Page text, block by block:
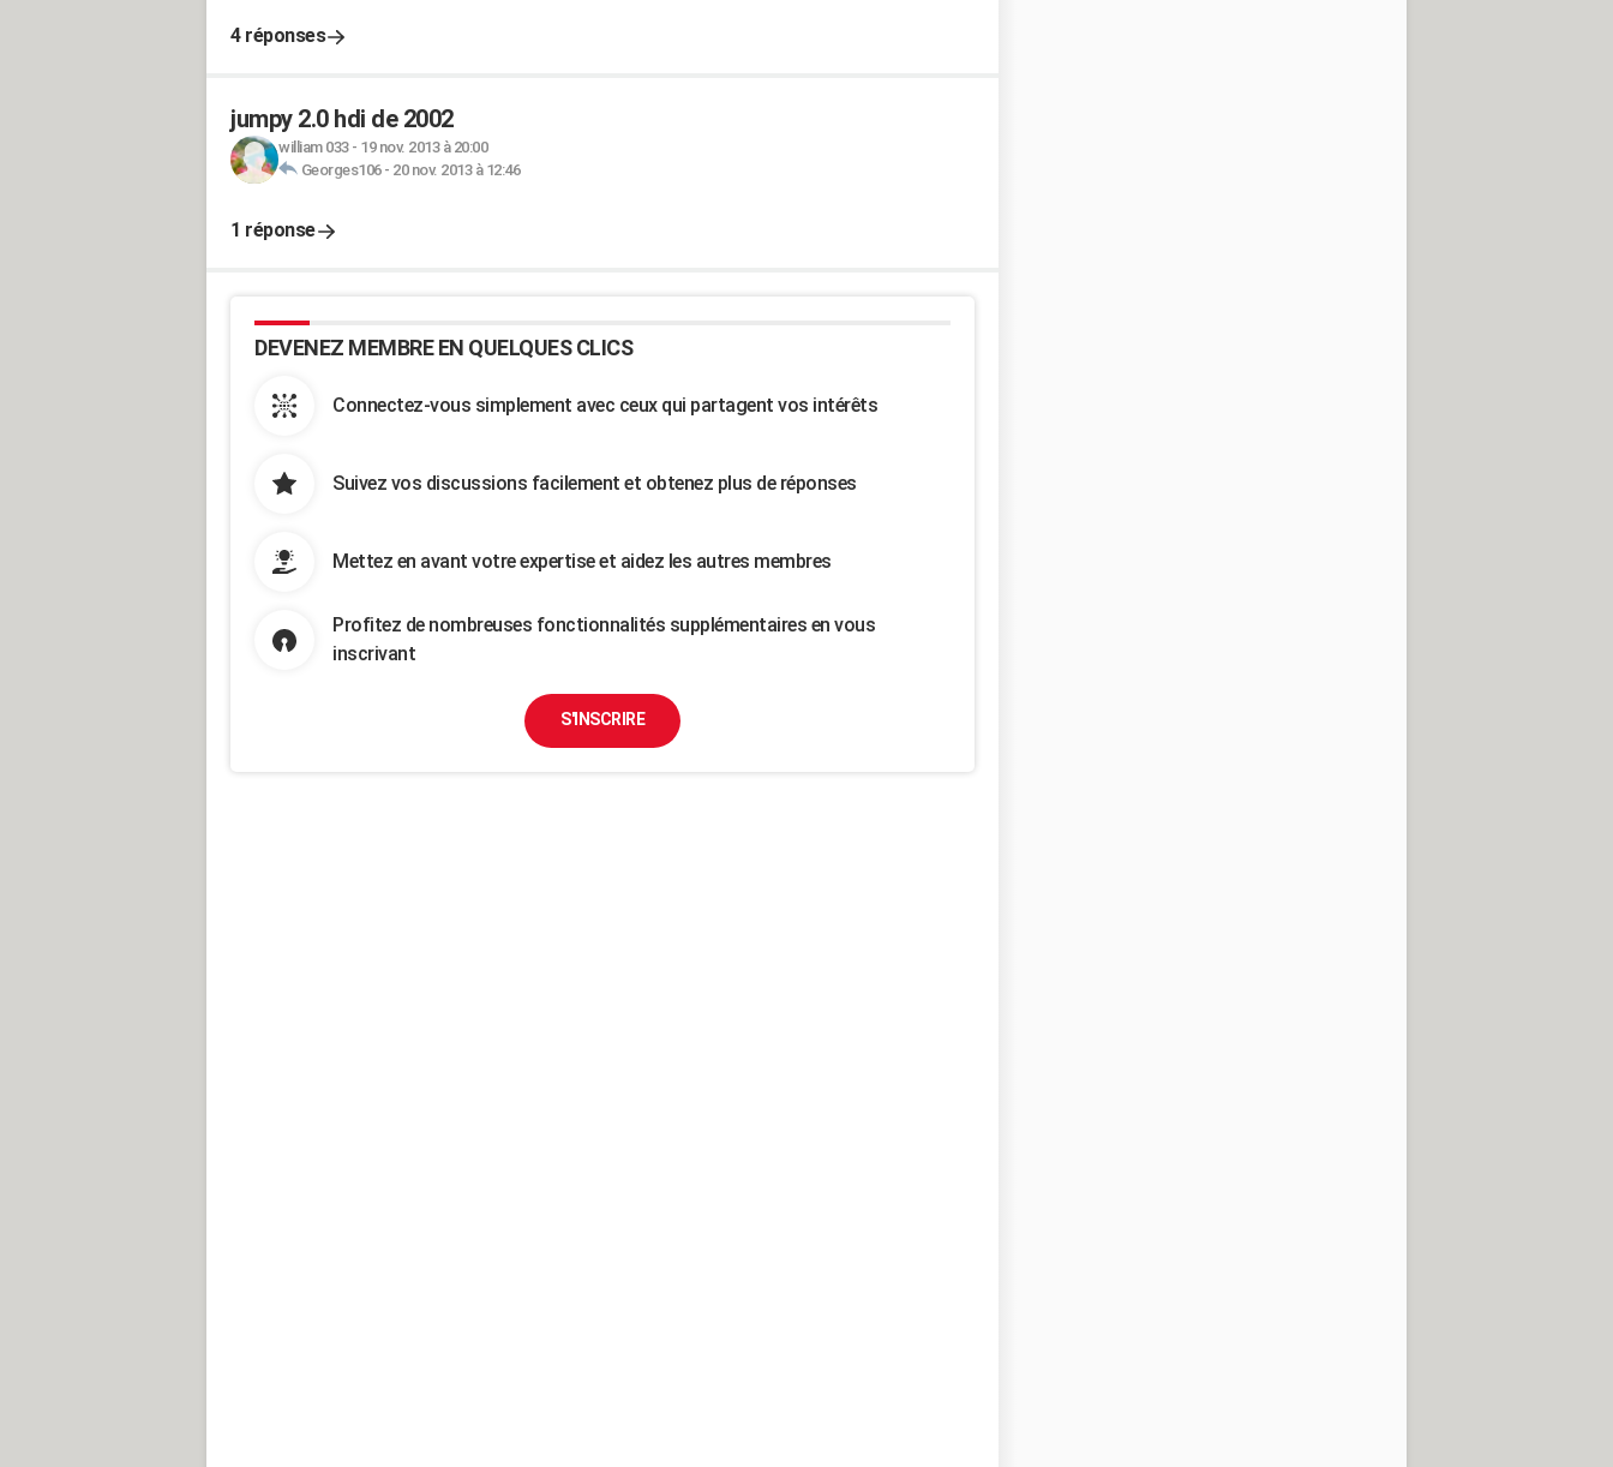
4 réponses
jumpy 2.0 hdi de 2002
william 033- 19 nov. 2013 à 20:00
Georges106- 20 nov. 2013 à 12:46
1 réponse
DEVENEZ MEMBRE EN QUELQUES CLICS
Connectez-vous simplement avec ceux qui partagent vos intérêts
Suivez vos discussions facilement et obtenez plus de réponses
Mettez en avant votre expertise et aidez les autres membres
Profitez de nombreuses fonctionnalités supplémentaires en vous
inscrivant
S'INSCRIRE